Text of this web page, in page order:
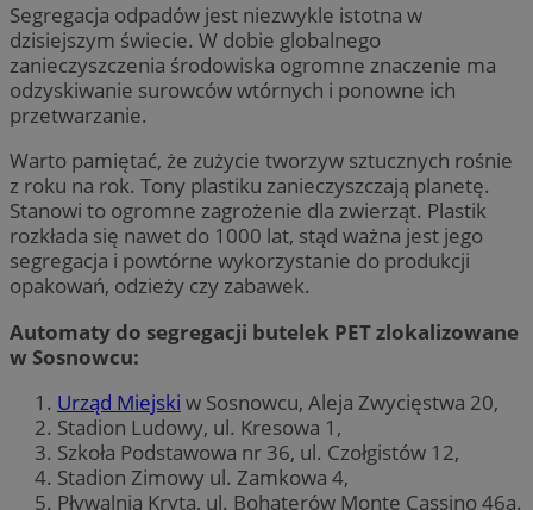
Segregacja odpadów jest niezwykle istotna w
dzisiejszym świecie. W dobie globalnego
zanieczyszczenia środowiska ogromne znaczenie ma
odzyskiwanie surowców wtórnych i ponowne ich
przetwarzanie.
Warto pamiętać, że zużycie tworzyw sztucznych rośnie
z roku na rok. Tony plastiku zanieczyszczają planetę.
Stanowi to ogromne zagrożenie dla zwierząt. Plastik
rozkłada się nawet do 1000 lat, stąd ważna jest jego
segregacja i powtórne wykorzystanie do produkcji
opakowań, odzieży czy zabawek.
Automaty do segregacji butelek PET zlokalizowane
w Sosnowcu:
Urząd Miejski w Sosnowcu, Aleja Zwycięstwa 20,
Stadion Ludowy, ul. Kresowa 1,
Szkoła Podstawowa nr 36, ul. Czołgistów 12,
Stadion Zimowy ul. Zamkowa 4,
Pływalnia Kryta, ul. Bohaterów Monte Cassino 46a.